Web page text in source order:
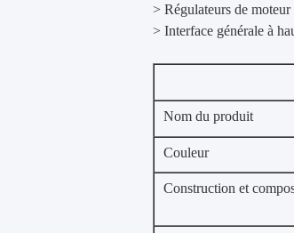
> Régulateurs de moteur
> Interface générale à
Nom du produit
Couleur
Construction et